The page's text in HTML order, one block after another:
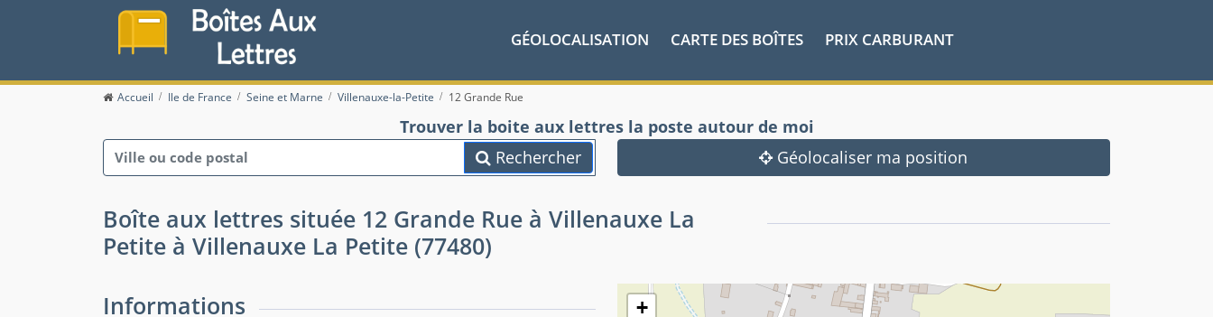
GÉOLOCALISATION CARTE DES BOÎTES PRIX CARBURANT
Accueil Ile de France Seine et Marne Villenauxe-la-Petite 12 Grande Rue
Trouver la boite aux lettres la poste autour de moi
Rechercher
Géolocaliser ma position
Boîte aux lettres située 12 Grande Rue à Villenauxe La
Petite à Villenauxe La Petite (77480)
Informations
+